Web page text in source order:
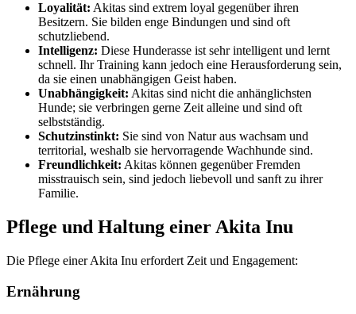
Loyalität: Akitas sind extrem loyal gegenüber ihren
Besitzern. Sie bilden enge Bindungen und sind oft
schutzliebend.
Intelligenz: Diese Hunderasse ist sehr intelligent und lernt
schnell. Ihr Training kann jedoch eine Herausforderung sein,
da sie einen unabhängigen Geist haben.
Unabhängigkeit: Akitas sind nicht die anhänglichsten
Hunde; sie verbringen gerne Zeit alleine und sind oft
selbstständig.
Schutzinstinkt: Sie sind von Natur aus wachsam und
territorial, weshalb sie hervorragende Wachhunde sind.
Freundlichkeit: Akitas können gegenüber Fremden
misstrauisch sein, sind jedoch liebevoll und sanft zu ihrer
Familie.
Pflege und Haltung einer Akita Inu
Die Pflege einer Akita Inu erfordert Zeit und Engagement:
Ernährung